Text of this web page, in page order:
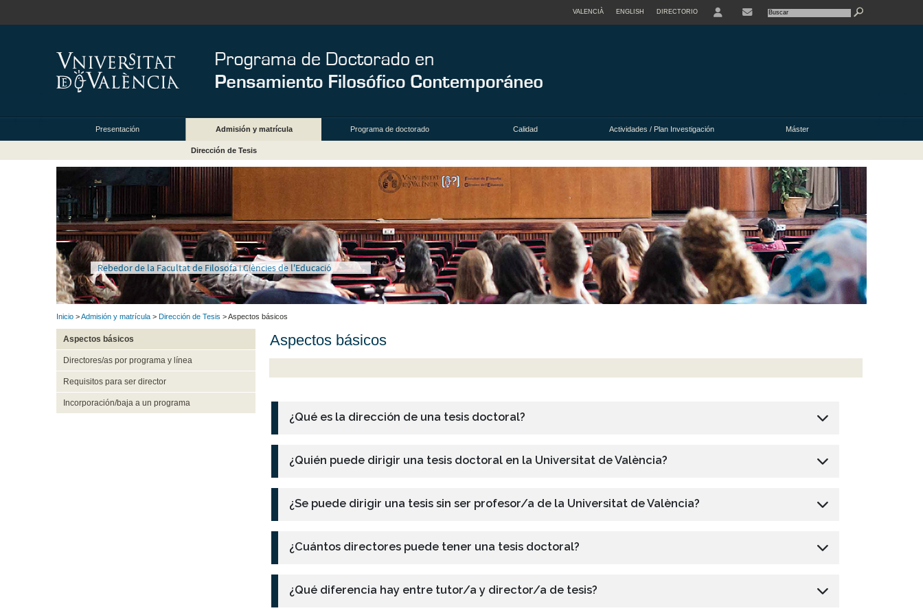
VALENCIÀ ENGLISH DIRECTORIO
Presentación Admisión y matrícula Programa de doctorado Calidad Actividades / Plan Investigación Máster
Dirección de Tesis
Rebedor de la Facultat de Filosofa i Ciències de l'Educació
Inicio >Admisión y matrícula > Dirección de Tesis > Aspectos básicos
Aspectos básicos
Directores/as por programa y línea
Requisitos para ser director
Incorporación/baja a un programa
Aspectos básicos
¿Qué es la dirección de una tesis doctoral?
¿Quién puede dirigir una tesis doctoral en la Universitat de València?
¿Se puede dirigir una tesis sin ser profesor/a de la Universitat de València?
¿Cuántos directores puede tener una tesis doctoral?
¿Qué diferencia hay entre tutor/a y director/a de tesis?